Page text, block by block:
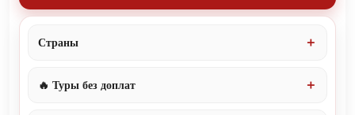
Страны
🔥 Туры без доплат